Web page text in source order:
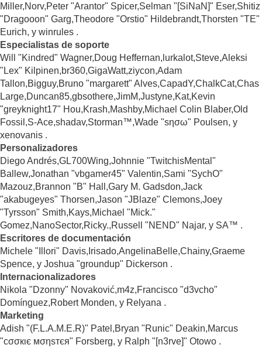
Miller,Norv,Peter "Arantor" Spicer,Selman "[SiNaN]" Eser,Shitiz
"Dragooon" Garg,Theodore "Orstio" Hildebrandt,Thorsten "TE"
Eurich, y winrules .
Especialistas de soporte
Will "Kindred" Wagner,Doug Heffernan,lurkalot,Steve,Aleksi
"Lex" Kilpinen,br360,GigaWatt,ziycon,Adam
Tallon,Bigguy,Bruno "margarett" Alves,CapadY,ChalkCat,Chas
Large,Duncan85,gbsothere,JimM,Justyne,Kat,Kevin
"greyknight17" Hou,Krash,Mashby,Michael Colin Blaber,Old
Fossil,S-Ace,shadav,Storman™,Wade "sησω" Poulsen, y
xenovanis .
Personalizadores
Diego Andrés,GL700Wing,Johnnie "TwitchisMental"
Ballew,Jonathan "vbgamer45" Valentin,Sami "SychO"
Mazouz,Brannon "B" Hall,Gary M. Gadsdon,Jack
"akabugeyes" Thorsen,Jason "JBlaze" Clemons,Joey
"Tyrsson" Smith,Kays,Michael "Mick."
Gomez,NanoSector,Ricky.,Russell "NEND" Najar, y SA™ .
Escritores de documentación
Michele "Illori" Davis,Irisado,AngelinaBelle,Chainy,Graeme
Spence, y Joshua "groundup" Dickerson .
Internacionalizadores
Nikola "Dzonny" Novaković,m4z,Francisco "d3vcho"
Domínguez,Robert Monden, y Relyana .
Marketing
Adish "(F.L.A.M.E.R)" Patel,Bryan "Runic" Deakin,Marcus
"cσσкιє мσηѕтєя" Forsberg, y Ralph "[n3rve]" Otowo .